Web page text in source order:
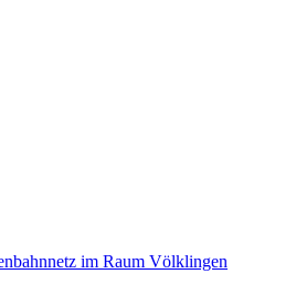
im Raum Völklingen